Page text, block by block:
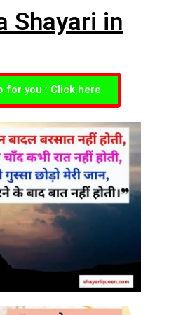
Shayari in
for you : Click here